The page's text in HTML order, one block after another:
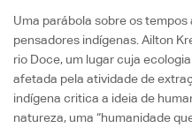
Uma parábola sobre os
pensadores indígenas. Ailton
rio Doce, um lugar cuja
afetada pela atividade de
indígena critica a ideia de
natureza, uma “humanidade